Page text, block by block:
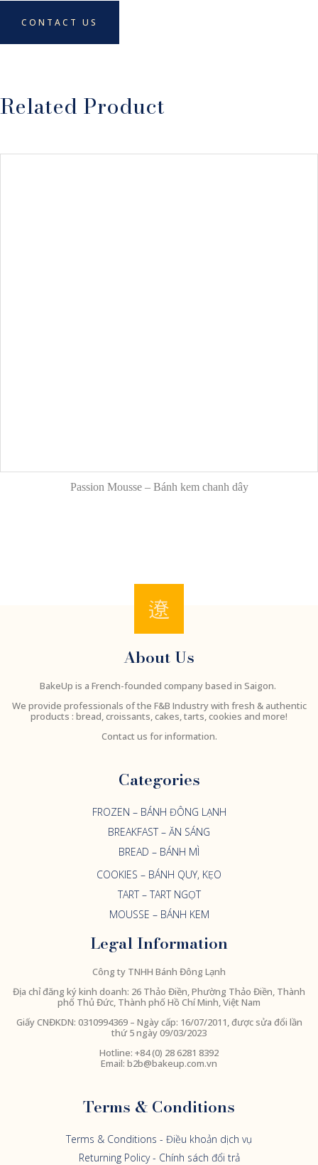
CONTACT US
Related Product
Passion Mousse – Bánh kem chanh dây
About Us
BakeUp is a French-founded company based in Saigon.
We provide professionals of the F&B Industry with fresh & authentic
products : bread, croissants, cakes, tarts, cookies and more!
Contact us for information.
Categories
FROZEN – BÁNH ĐÔNG LẠNH
BREAKFAST – ĂN SÁNG
BREAD – BÁNH MÌ
COOKIES – BÁNH QUY, KẸO
TART – TART NGỌT
MOUSSE – BÁNH KEM
Legal Information
Công ty TNHH Bánh Đông Lạnh
Địa chỉ đăng ký kinh doanh: 26 Thảo Điền, Phường Thảo Điền, Thành
phố Thủ Đức, Thành phố Hồ Chí Minh, Việt Nam
Giấy CNĐKDN: 0310994369– Ngày cấp: 16/07/2011, được sửa đổi lần
thứ 5 ngày 09/03/2023
Hotline: +84 (0) 28 6281 8392
Email: b2b@bakeup.com.vn
Terms & Conditions
Terms & Conditions - Điều khoản dịch vụ
Returning Policy - Chính sách đổi trả